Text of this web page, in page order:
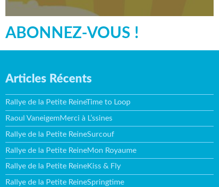
ABONNEZ-VOUS !
Articles Récents
Rallye de la Petite ReineTime to Loop
Raoul VaneigemMerci à L’ssines
Rallye de la Petite ReineSurcouf
Rallye de la Petite ReineMon Royaume
Rallye de la Petite ReineKiss & Fly
Rallye de la Petite ReineSpringtime